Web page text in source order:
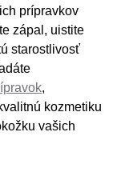
prípravkov
zápal, uistite
starostlivosť
,
kozmetiku
vašich